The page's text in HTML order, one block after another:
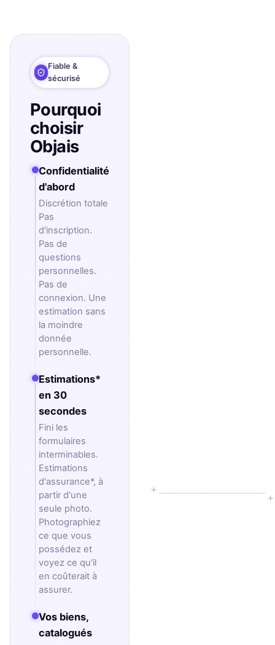
Fiable &
sécurisé
Pourquoi
choisir
Objais
Confidentialité
d'abord
Discrétion totale
Pas
d'inscription.
Pas de
questions
personnelles.
Pas de
connexion. Une
estimation sans
la moindre
donnée
personnelle.
Estimations*
en 30
secondes
Fini les
formulaires
interminables.
Estimations
d'assurance*, à
partir d'une
seule photo.
Photographiez
ce que vous
possédez et
voyez ce qu'il
en coûterait à
assurer.
Vos biens,
catalogués
+
+